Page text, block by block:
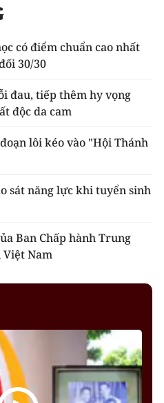
có điểm chuẩn cao nhất
30/30
đau, tiếp thêm hy vọng
độc da cam
lôi kéo vào "Hội Thánh
sát năng lực khi tuyển sinh
Ban Chấp hành Trung
Việt Nam